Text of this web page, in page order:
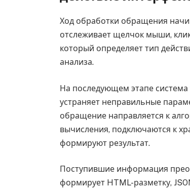
Ход обработки обращения
отслеживает щелчок мыши,
который определяет тип
анализа.
На последующем этапе система
устраняет неправильные
обращение направляется к
вычисления, подключаются к
формируют результат.
Поступившие информация
формирует HTML-разметку,